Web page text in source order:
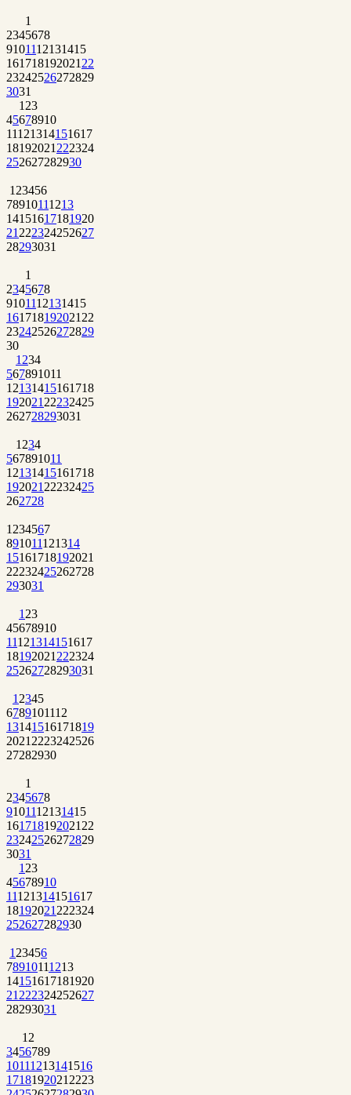
1
2345678
9101112131415
161718192021 22
23242526272829
3031
1 23
45678910
11121314151617
18192021 222324
252627282930
1 23456
78910111213
14151617181920
21 222324252627
28293031
1
2345678
9101112131415
161718192021 22
23242526272829
30
1 234
567891011
12131415161718
192021 22232425
262728293031
1 234
567891011
12131415161718
192021 22232425
262728
1 234567
891011121314
15161718192021
22232425262728
293031
1 23
45678910
11121314151617
18192021 222324
25262728293031
1 2345
6789101112
13141516171819
2021 2223242526
27282930
1
2345678
9101112131415
161718192021 22
23242526272829
3031
1 23
45678910
11121314151617
18192021 222324
252627282930
1 23456
78910111213
14151617181920
21 222324252627
28293031
1 2
3456789
10111213141516
1718192021 2223